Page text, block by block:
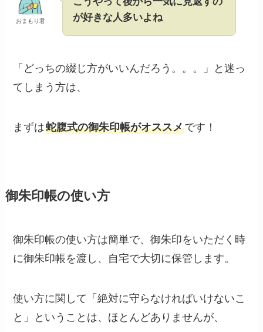
おまもり君
が好きな人多いよね
「どっちの綴じ方がいいんだろう。。。」と迷っ
てしまう方は、
まずは蛇腹式の御朱印帳がオススメです！
御朱印帳の使い方
御朱印帳の使い方は簡単で、御朱印をいただく時
に御朱印帳を渡し、自宅で大切に保管します。
使い方に関して「絶対に守らなければいけないこ
と」ということは、ほとんどありませんが、